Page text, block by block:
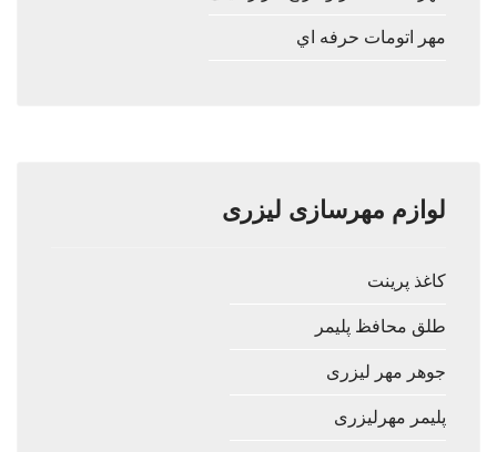
مهر اتومات حرفه اي
لوازم مهرسازی لیزری
کاغذ پرینت
طلق محافظ پلیمر
جوهر مهر لیزری
پلیمر مهرلیزری